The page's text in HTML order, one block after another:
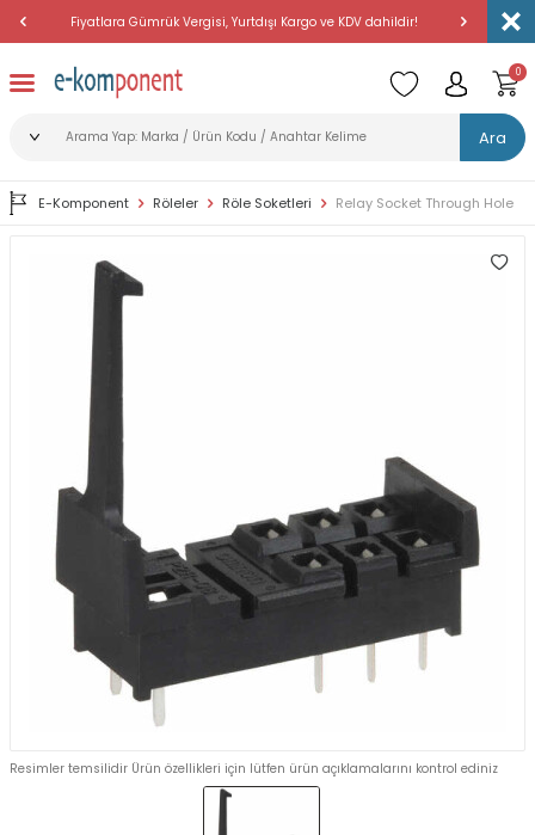
Fiyatlara Gümrük Vergisi, Yurtdışı Kargo ve KDV dahildir!
Ara
0
E-Komponent Röleler Röle Soketleri Relay Socket Through Hole
Resimler temsilidir Ürün özellikleri için lütfen ürün açıklamalarını kontrol ediniz